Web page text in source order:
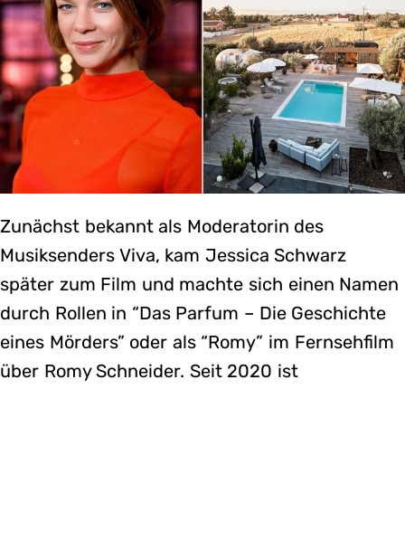
Zunächst bekannt als Moderatorin des
Musiksenders Viva, kam Jessica Schwarz
später zum Film und machte sich einen Namen
durch Rollen in “Das Parfum – Die Geschichte
eines Mörders” oder als “Romy” im Fernsehfilm
über Romy Schneider. Seit 2020 ist